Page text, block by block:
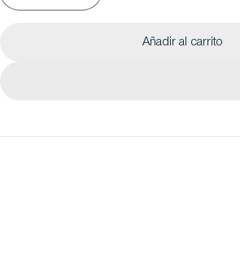
Añadir al carrito